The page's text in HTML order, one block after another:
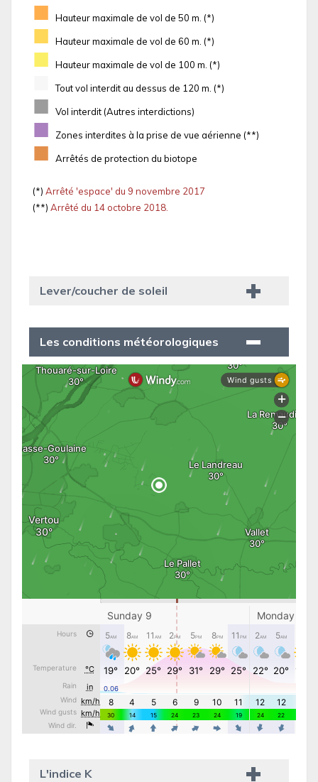
■ Hauteur maximale de vol de 50 m. (*)
■ Hauteur maximale de vol de 60 m. (*)
■ Hauteur maximale de vol de 100 m. (*)
Tout vol interdit au dessus de 120 m. (*)
■ Vol interdit (Autres interdictions)
■ Zones interdites à la prise de vue aérienne (**)
■ Arrêtés de protection du biotope
(*) Arrêté 'espace' du 9 novembre 2017
(**) Arrêté du 14 octobre 2018.
Lever/coucher de soleil
Les conditions météorologiques
L'indice K